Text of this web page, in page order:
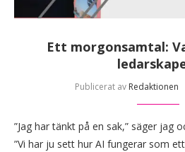
Ett morgonsamtal:
Publicerat av Redaktionen
”Jag har tänkt på en sak,” säger jag
”Vi har ju sett hur AI fungerar som